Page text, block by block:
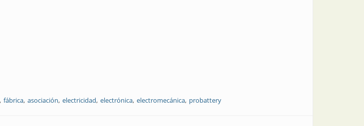
fábrica asociación electricidad electrónica electromecánica probattery